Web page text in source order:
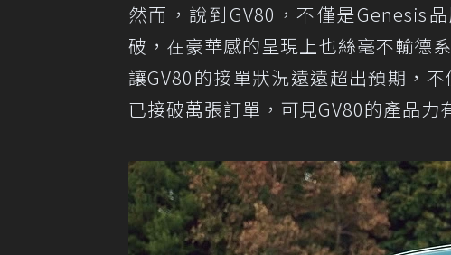
然而，說到GV80，不僅是Genesis
破，在豪華感的呈現上也絲毫不輸德
讓GV80的接單狀況遠遠超出預期，
已接破萬張訂單，可見GV80的產品力